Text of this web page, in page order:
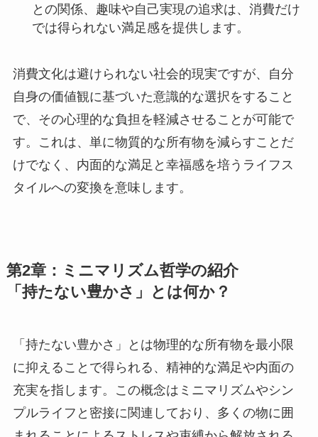
との関係、趣味や自己実現の追求は、消費だけ
では得られない満足感を提供します。
消費文化は避けられない社会的現実ですが、自分
自身の価値観に基づいた意識的な選択をすること
で、その心理的な負担を軽減させることが可能で
す。これは、単に物質的な所有物を減らすことだ
けでなく、内面的な満足と幸福感を培うライフス
タイルへの変換を意味します。
第2章：ミニマリズム哲学の紹介
「持たない豊かさ」とは何か？
「持たない豊かさ」とは物理的な所有物を最小限
に抑えることで得られる、精神的な満足や内面の
充実を指します。この概念はミニマリズムやシン
プルライフと密接に関連しており、多くの物に囲